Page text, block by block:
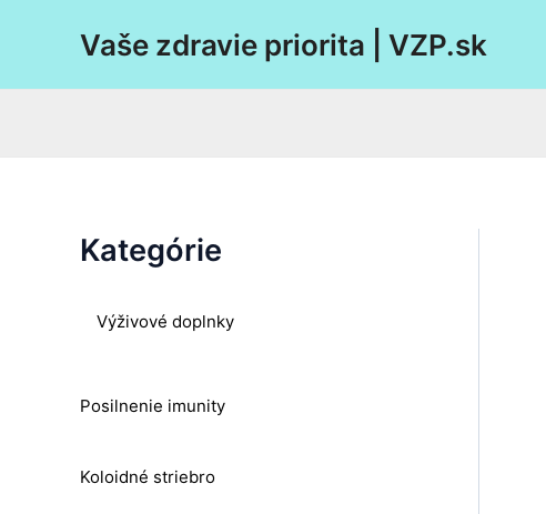
Vaše zdravie priorita | VZP.sk
Kategórie
Výživové doplnky
Posilnenie imunity
Koloidné striebro